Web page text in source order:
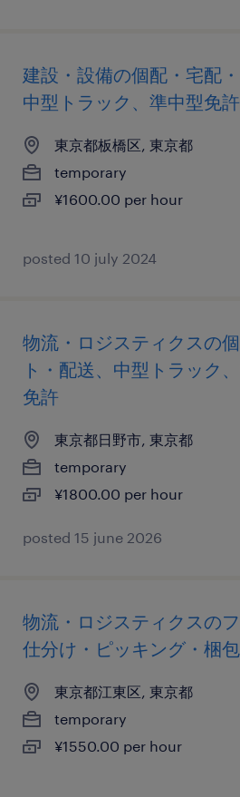
建設・設備の個配・宅配・
中型トラック、準中型免
東京都板橋区, 東京都
temporary
¥1600.00 per hour
posted 10 july 2024
物流・ロジスティクスの
ト・配送、中型トラック
免許
東京都日野市, 東京都
temporary
¥1800.00 per hour
posted 15 june 2026
物流・ロジスティクスのフ
仕分け・ピッキング・梱
東京都江東区, 東京都
temporary
¥1550.00 per hour